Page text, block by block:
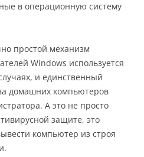
в операционную систему
простой механизм
Windows используется
и единственный
домашних компьютеров
А это не просто
защите, это
компьютер из строя